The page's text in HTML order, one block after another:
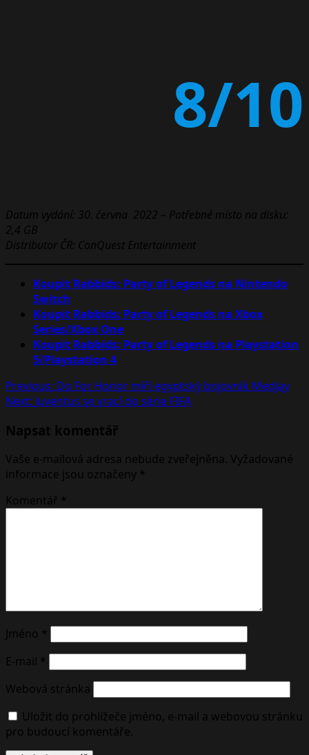
8/10
Datum vydání: 30. června 2022 – Potřebné místo na disku:
2,4 GB
Distributor ČR: ConQuest Entertainment
Koupit Rabbids: Party of Legends na Nintendo
Switch
Koupit Rabbids: Party of Legends na Xbox
Series/Xbox One
Koupit Rabbids: Party of Legends na Playstation
5/Playstation 4
Post
navigation
Previous: Do For Honor míří egyptský bojovník Medjay
Next: Juventus se vrací do série FIFA
Napsat komentář
Vaše e-mailová adresa nebude zveřejněna. Vyžadované
informace jsou označeny *
Komentář *
Jméno *
E-mail *
Webová stránka
Uložit do prohlížeče jméno, e-mail a webovou stránku
pro budoucí komentáře.